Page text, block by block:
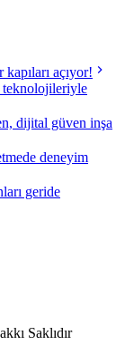
açıyor!
teknolojileriyle
dijital güven inşa
deneyim
geride
Saklıdır